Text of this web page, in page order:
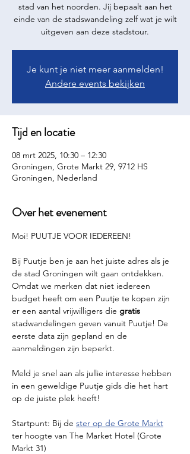
stad van het noorden. Jij bepaalt aan het
einde van de stadswandeling zelf wat je wilt
uitgeven aan deze stadstour.
Je kunt je niet meer aanmelden!
Andere events bekijken
Tijd en locatie
08 mrt 2025, 10:30 – 12:30
Groningen, Grote Markt 29, 9712 HS
Groningen, Nederland
Over het evenement
Moi! PUUTJE VOOR IEDEREEN!
Bij Puutje ben je aan het juiste adres als je
de stad Groningen wilt gaan ontdekken.
Omdat we merken dat niet iedereen
budget heeft om een Puutje te kopen zijn
er een aantal vrijwilligers die gratis
stadwandelingen geven vanuit Puutje! De
eerste data zijn gepland en de
aanmeldingen zijn beperkt.
Meld je snel aan als jullie interesse hebben
in een geweldige Puutje gids die het hart
op de juiste plek heeft!
Startpunt: Bij de ster op de Grote Markt
ter hoogte van The Market Hotel (Grote
Markt 31)